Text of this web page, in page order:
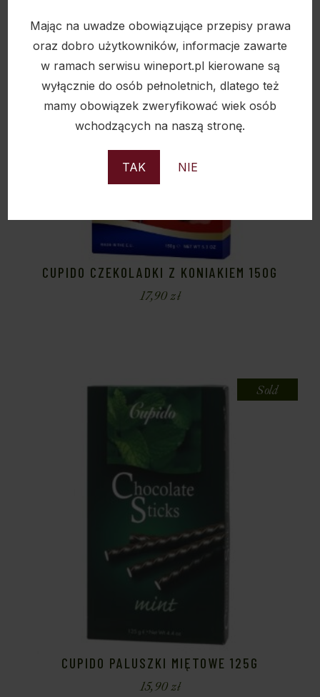
Mając na uwadze obowiązujące przepisy prawa
oraz dobro użytkowników, informacje zawarte
w ramach serwisu wineport.pl kierowane są
wyłącznie do osób pełnoletnich, dlatego też
mamy obowiązek zweryfikować wiek osób
wchodzących na naszą stronę.
TAK NIE
CUPIDO CZEKOLADKI Z KONIAKIEM 150G
17,90zł
Sold
CUPIDO PALUSZKI MIĘTOWE 125G
15,90zł